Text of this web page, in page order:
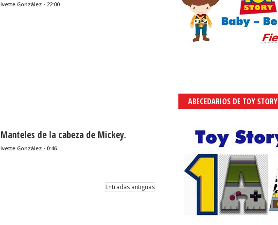
Ivette González - 22:00
Manteles de la cabeza de Mickey.
Ivette González - 0:46
Entradas antiguas
ABECEDARIOS DE TOY STORY